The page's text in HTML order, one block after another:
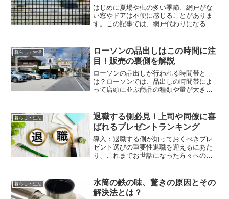
はじめに夏場や虫の多い季節、網戸がな
い窓やドアは不便に感じることがありま
す。この記事では、網戸代わりになる便
届けします。網戸がない状態で困った経
験夏の蒸し暑い日や梅...
暮らし・生活
ローソンの品出しはこの時間に注
目！販売の裏側を解説
ローソンの品出しが行われる時間帯と
は？ローソンでは、品出しの時間帯によ
って店頭に並ぶ商品の種類や量が大きく
ールがあり、タイミングを知ることで目
的の商品をより確実に手に入...
暮らし・生活
退職する側必見！上司や同僚に喜
ばれるプレゼントランキング
導入：退職する側が知っておくべきプレ
ゼント選びの重要性退職を迎えるにあた
り、これまでお世話になった方々への感
が贈るべきギフトの選び方やマナーにつ
いて、分かりやすく紹介し...
暮らし・生活
水筒の鉄の味、驚きの原因とその
解決法とは？